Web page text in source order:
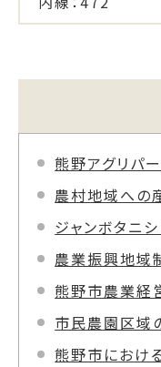
熊野アグリパーク整備事業に
農村地域への産業
ジャンボタニシ
農業振興地域
熊野市農業経営基
市民農園区域
熊野市におけ